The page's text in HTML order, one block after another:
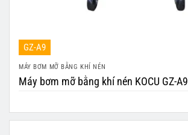
GZ-A9
MÁY BƠM MỠ BẰNG KHÍ NÉN
Máy bơm mỡ bằng khí nén KOCU GZ-A9